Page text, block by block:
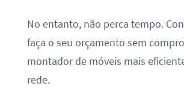
No entanto, não perca tempo.
faça o seu orçamento sem
montador de móveis mais
rede.